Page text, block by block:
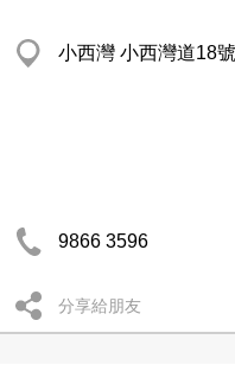
小西灣 小西灣道18
9866 3596
分享給朋友